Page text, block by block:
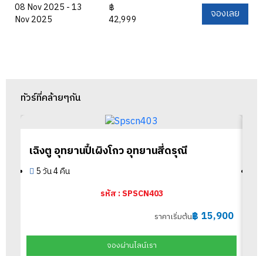
08 Nov 2025 - 13
Nov 2025
฿
42,999
จองเลย
ทัวร์ที่คล้ายๆกัน
เฉิงตู อุทยานปี้เผิงโกว อุทยานสี่ดรุณี
5 วัน 4 คืน
รหัส : SPSCN403
ราคาเริ่มต้น฿ 15,900
จองผ่านไลน์เรา